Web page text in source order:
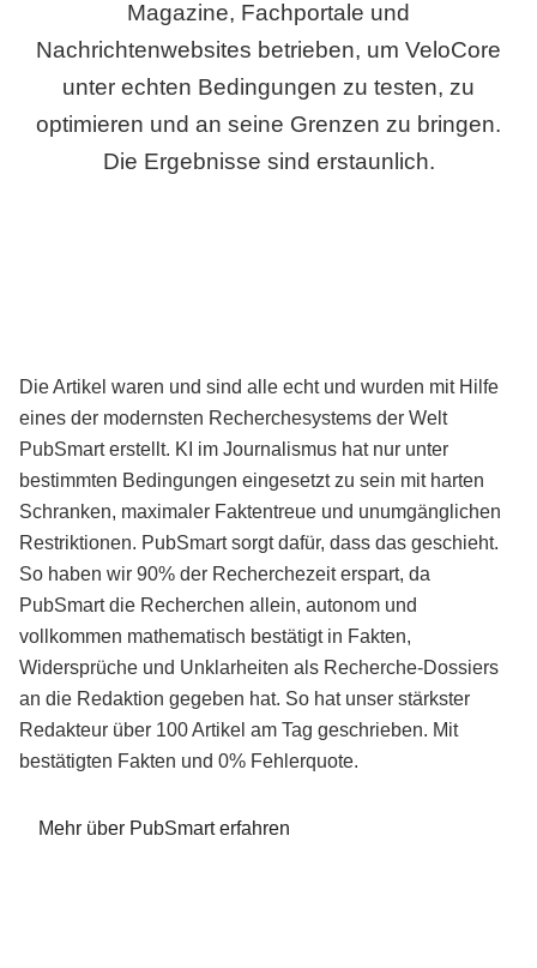
Magazine, Fachportale und
Nachrichtenwebsites betrieben, um VeloCore
unter echten Bedingungen zu testen, zu
optimieren und an seine Grenzen zu bringen.
Die Ergebnisse sind erstaunlich.
Die Artikel waren und sind alle echt und wurden mit Hilfe
eines der modernsten Recherchesystems der Welt
PubSmart erstellt. KI im Journalismus hat nur unter
bestimmten Bedingungen eingesetzt zu sein mit harten
Schranken, maximaler Faktentreue und unumgänglichen
Restriktionen. PubSmart sorgt dafür, dass das geschieht.
So haben wir 90% der Recherchezeit erspart, da
PubSmart die Recherchen allein, autonom und
vollkommen mathematisch bestätigt in Fakten,
Widersprüche und Unklarheiten als Recherche-Dossiers
an die Redaktion gegeben hat. So hat unser stärkster
Redakteur über 100 Artikel am Tag geschrieben. Mit
bestätigten Fakten und 0% Fehlerquote.
Mehr über PubSmart erfahren